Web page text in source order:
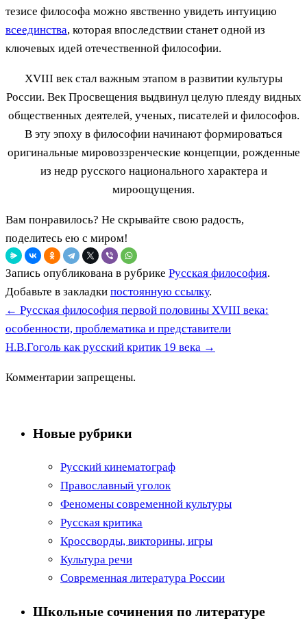
тезисе философа можно явственно увидеть интуицию
всеединства, которая впоследствии станет одной из
ключевых идей отечественной философии.
XVIII век стал важным этапом в развитии культуры
России. Век Просвещения выдвинул целую плеяду видных
общественных деятелей, ученых, писателей и философов.
В эту эпоху в философии начинают формироваться
оригинальные мировоззренческие концепции, рожденные
из недр русского национального характера и
мироощущения.
Вам понравилось? Не скрывайте свою радость,
поделитесь ею с миром!
Запись опубликована в рубрике Русская философия.
Добавьте в закладки постоянную ссылку.
← Русская философия первой половины XVIII века:
особенности, проблематика и представители
Н.В.Гоголь как русский критик 19 века →
Комментарии запрещены.
Новые рубрики
Русский кинематограф
Православный уголок
Феномены современной культуры
Русская критика
Кроссворды, викторины, игры
Культура речи
Современная литература России
Школьные сочинения по литературе